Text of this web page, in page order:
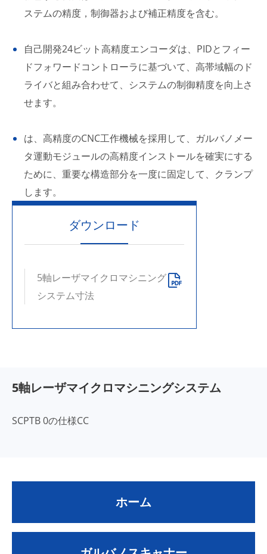
ステムの精度，制御器および補正精度を含む。
自己開発24ビット高精度エンコーダは、PIDとフィー
ドフォワードコントローラに基づいて、高帯域幅のド
ライバと組み合わせて、システムの制御精度を向上さ
せます。
は、高精度のCNC工作機械を採用して、ガルバノメー
タ運動モジュールの高精度インストールを確実にする
ために、重要な構造部分を一度に固定して、クランプ
します。
ダウンロード
5軸レーザマイクロマシニング
システム寸法

5軸レーザマイクロマシニングシステム
SCPTB 0の仕様CC
ホーム